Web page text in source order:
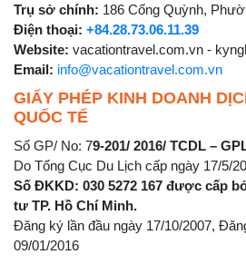
Trụ sở chính: 186 Cống Quỳnh,
Điện thoại: +84.28.73.06.11.39
Website: vacationtravel.com.vn -
Email: info@vacationtravel.com.vn
GIẤY PHÉP KINH DOANH
QUỐC TẾ
Số GP/ No: 79-201/ 2016/ TCDL –
Do Tổng Cục Du Lịch cấp ngày 17/5/
Số ĐKKD: 030 5272 167 được cấp
tư TP. Hồ Chí Minh.
Đăng ký lần đầu ngày 17/10/2007,
09/01/2016